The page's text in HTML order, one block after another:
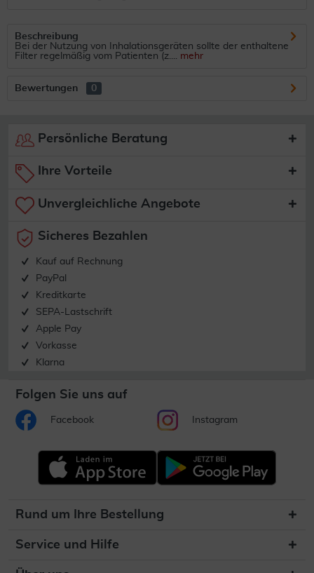
Beschreibung
Bei der Nutzung von Inhalationsgeräten sollte der enthaltene
Filter regelmäßig vom Patienten (z.... mehr
Bewertungen 0
Persönliche Beratung
Ihre Vorteile
Unvergleichliche Angebote
Sicheres Bezahlen
Kauf auf Rechnung
PayPal
Kreditkarte
SEPA-Lastschrift
Apple Pay
Vorkasse
Klarna
Folgen Sie uns auf
Facebook Instagram
Rund um Ihre Bestellung
Service und Hilfe